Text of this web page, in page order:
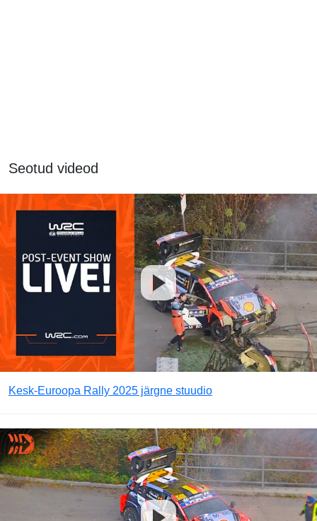
Seotud videod
Kesk-Euroopa Rally 2025 järgne stuudio